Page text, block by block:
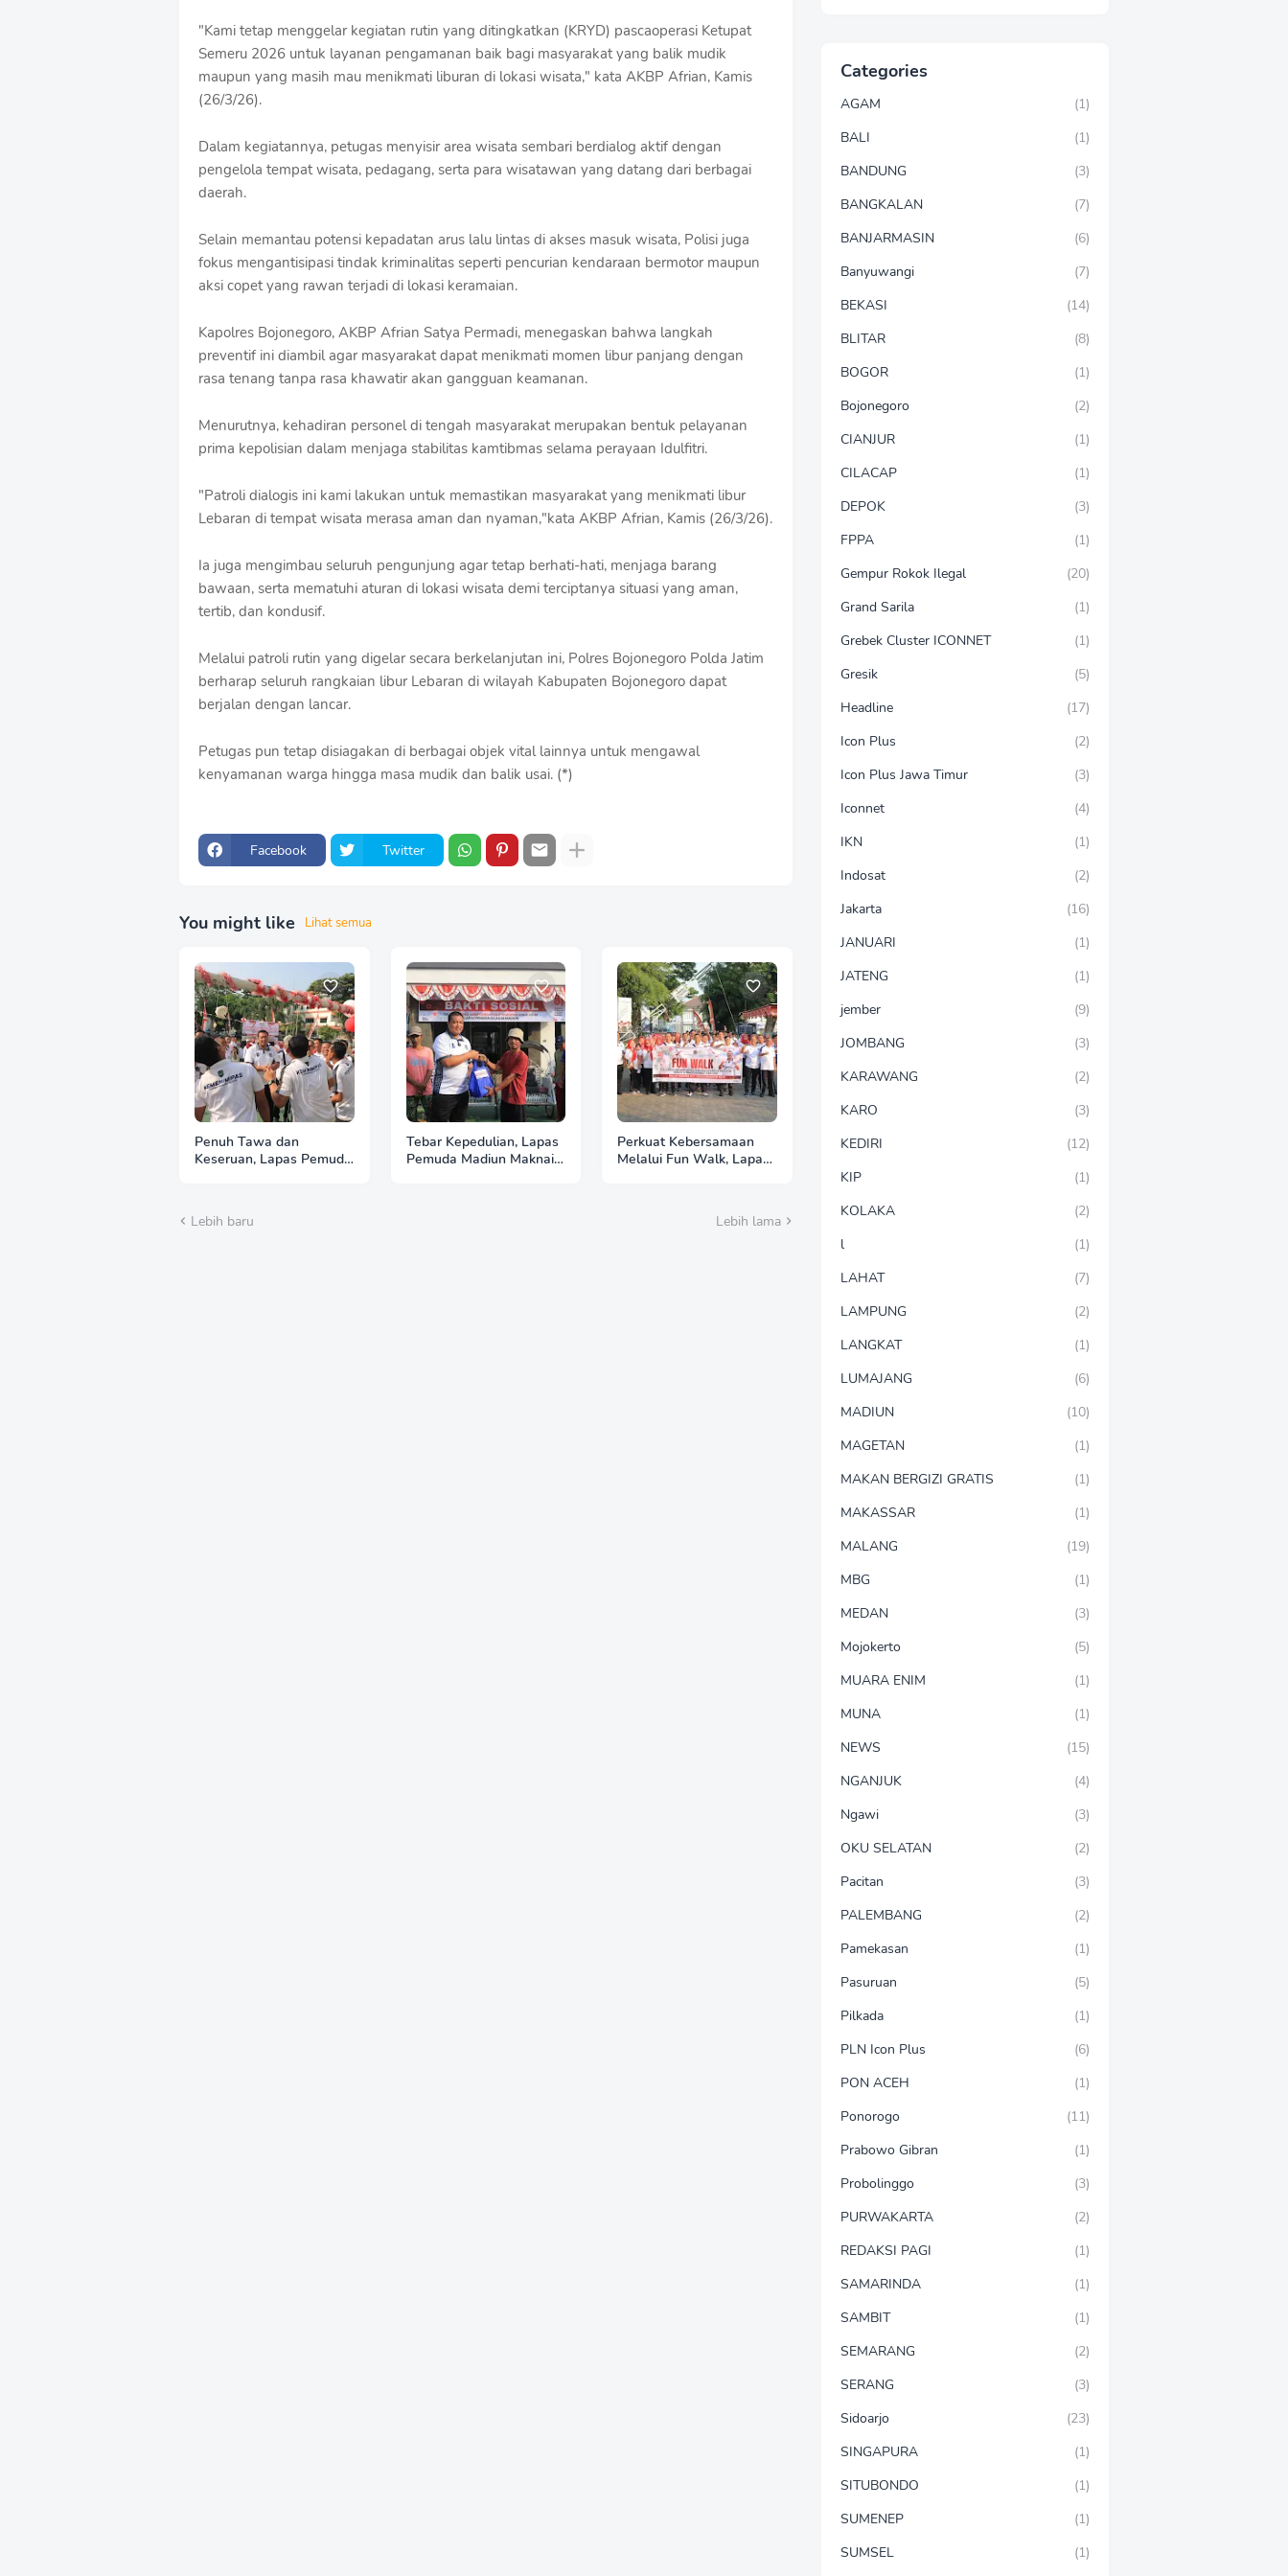
"Kami tetap menggelar kegiatan rutin yang ditingkatkan (KRYD) pascaoperasi Ketupat
Semeru 2026 untuk layanan pengamanan baik bagi masyarakat yang balik mudik
maupun yang masih mau menikmati liburan di lokasi wisata," kata AKBP Afrian, Kamis
(26/3/26).
Dalam kegiatannya, petugas menyisir area wisata sembari berdialog aktif dengan
pengelola tempat wisata, pedagang, serta para wisatawan yang datang dari berbagai
daerah.
Selain memantau potensi kepadatan arus lalu lintas di akses masuk wisata, Polisi juga
fokus mengantisipasi tindak kriminalitas seperti pencurian kendaraan bermotor maupun
aksi copet yang rawan terjadi di lokasi keramaian.
Kapolres Bojonegoro, AKBP Afrian Satya Permadi, menegaskan bahwa langkah
preventif ini diambil agar masyarakat dapat menikmati momen libur panjang dengan
rasa tenang tanpa rasa khawatir akan gangguan keamanan.
Menurutnya, kehadiran personel di tengah masyarakat merupakan bentuk pelayanan
prima kepolisian dalam menjaga stabilitas kamtibmas selama perayaan Idulfitri.
"Patroli dialogis ini kami lakukan untuk memastikan masyarakat yang menikmati libur
Lebaran di tempat wisata merasa aman dan nyaman,"kata AKBP Afrian, Kamis (26/3/26).
Ia juga mengimbau seluruh pengunjung agar tetap berhati-hati, menjaga barang
bawaan, serta mematuhi aturan di lokasi wisata demi terciptanya situasi yang aman,
tertib, dan kondusif.
Melalui patroli rutin yang digelar secara berkelanjutan ini, Polres Bojonegoro Polda Jatim
berharap seluruh rangkaian libur Lebaran di wilayah Kabupaten Bojonegoro dapat
berjalan dengan lancar.
Petugas pun tetap disiagakan di berbagai objek vital lainnya untuk mengawal
kenyamanan warga hingga masa mudik dan balik usai. (*)
Facebook Twitter
T
e
m
p
l
t
e
s
You might like Lihat semua
Penuh Tawa dan
Keseruan, Lapas Pemuda
Tebar Kepedulian, Lapas
Pemuda Madiun Maknai
Perkuat Kebersamaan
Melalui Fun Walk, Lapas
Lebih baru Lebih lama
Categories
AGAM
(1)
BALI
(1)
BANDUNG
(3)
BANGKALAN
(7)
BANJARMASIN
(6)
Banyuwangi
(7)
BEKASI
(14)
BLITAR
(8)
BOGOR
(1)
Bojonegoro
(2)
CIANJUR
(1)
CILACAP
(1)
DEPOK
(3)
FPPA
(1)
Gempur Rokok Ilegal
(20)
Grand Sarila
(1)
Grebek Cluster ICONNET
(1)
Gresik
(5)
Headline
(17)
Icon Plus
(2)
Icon Plus Jawa Timur
(3)
Iconnet
(4)
IKN
(1)
Indosat
(2)
Jakarta
(16)
JANUARI
(1)
JATENG
(1)
jember
(9)
JOMBANG
(3)
KARAWANG
(2)
KARO
(3)
KEDIRI
(12)
KIP
(1)
KOLAKA
(2)
l
(1)
LAHAT
(7)
LAMPUNG
(2)
LANGKAT
(1)
LUMAJANG
(6)
MADIUN
(10)
MAGETAN
(1)
MAKAN BERGIZI GRATIS
(1)
MAKASSAR
(1)
MALANG
(19)
MBG
(1)
MEDAN
(3)
Mojokerto
(5)
MUARA ENIM
(1)
MUNA
(1)
NEWS
(15)
NGANJUK
(4)
Ngawi
(3)
OKU SELATAN
(2)
Pacitan
(3)
PALEMBANG
(2)
Pamekasan
(1)
Pasuruan
(5)
Pilkada
(1)
PLN Icon Plus
(6)
PON ACEH
(1)
Ponorogo
(11)
Prabowo Gibran
(1)
Probolinggo
(3)
PURWAKARTA
(2)
REDAKSI PAGI
(1)
SAMARINDA
(1)
SAMBIT
(1)
SEMARANG
(2)
SERANG
(3)
Sidoarjo
(23)
SINGAPURA
(1)
SITUBONDO
(1)
SUMENEP
(1)
SUMSEL
(1)